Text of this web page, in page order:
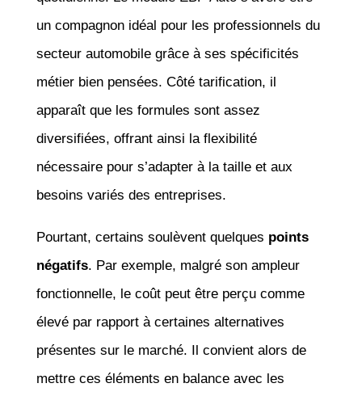
un compagnon idéal pour les professionnels du
secteur automobile grâce à ses spécificités
métier bien pensées. Côté tarification, il
apparaît que les formules sont assez
diversifiées, offrant ainsi la flexibilité
nécessaire pour s’adapter à la taille et aux
besoins variés des entreprises.
Pourtant, certains soulèvent quelques points
négatifs. Par exemple, malgré son ampleur
fonctionnelle, le coût peut être perçu comme
élevé par rapport à certaines alternatives
présentes sur le marché. Il convient alors de
mettre ces éléments en balance avec les